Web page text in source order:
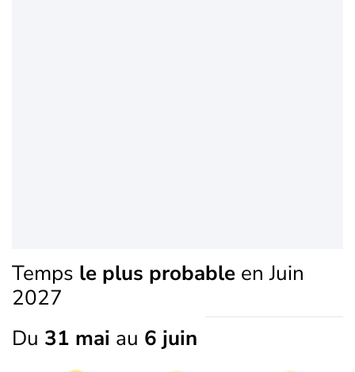
Temps le plus probable en Juin
2027
Du 31 mai au 6 juin